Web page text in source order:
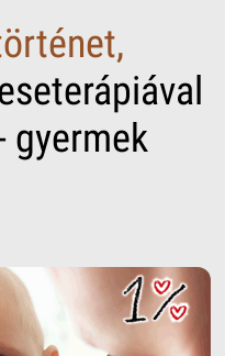
gyermek